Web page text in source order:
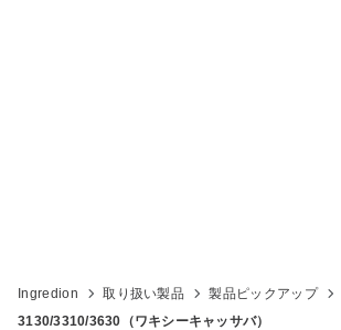
Ingredion 取り扱い製品 製品ピックアップ
3130/3310/3630（ワキシーキャッサバ）